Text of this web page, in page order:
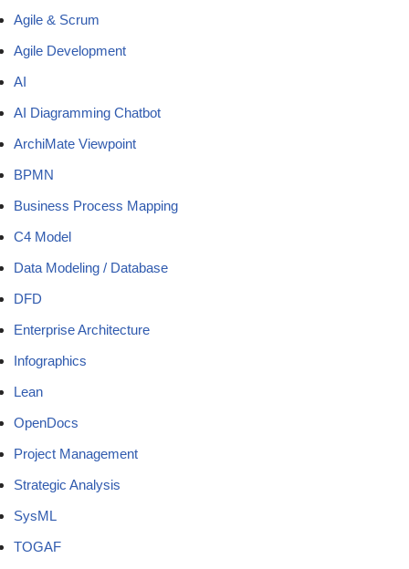
Agile & Scrum
Agile Development
AI
AI Diagramming Chatbot
ArchiMate Viewpoint
BPMN
Business Process Mapping
C4 Model
Data Modeling / Database
DFD
Enterprise Architecture
Infographics
Lean
OpenDocs
Project Management
Strategic Analysis
SysML
TOGAF